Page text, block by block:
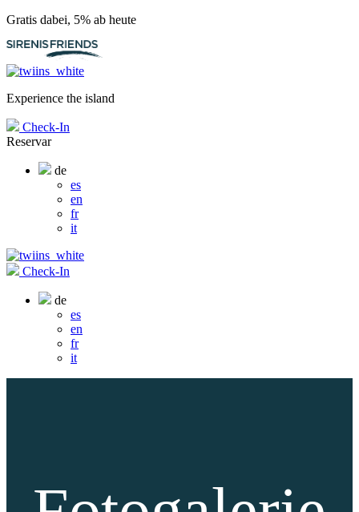
Gratis dabei, 5% ab heute
Experience the island
Check-In
Reservar
de
es
en
fr
it
Check-In
de
es
en
fr
it